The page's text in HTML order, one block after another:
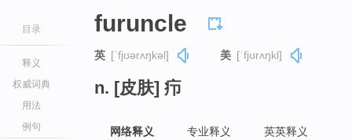
目录
释义
权威词典
用法
例句
furuncle
英 [ˈfjʊərʌŋkəl] 美 [ˈfjʊrʌŋkl]
n. [皮肤] 疖
网络释义 专业释义 英英释义